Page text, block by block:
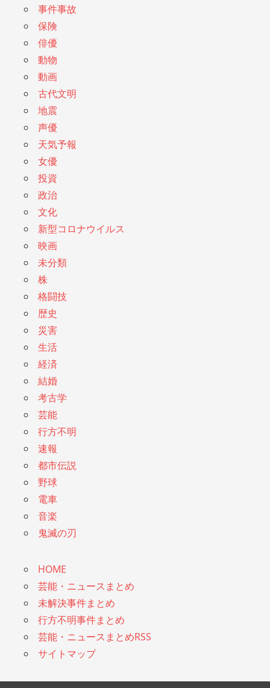
事件事故
保険
俳優
動物
動画
古代文明
地震
声優
天気予報
女優
投資
政治
文化
新型コロナウイルス
映画
未分類
株
格闘技
歴史
災害
生活
経済
結婚
考古学
芸能
行方不明
速報
都市伝説
野球
電車
音楽
鬼滅の刃
HOME
芸能・ニュースまとめ
未解決事件まとめ
行方不明事件まとめ
芸能・ニュースまとめRSS
サイトマップ